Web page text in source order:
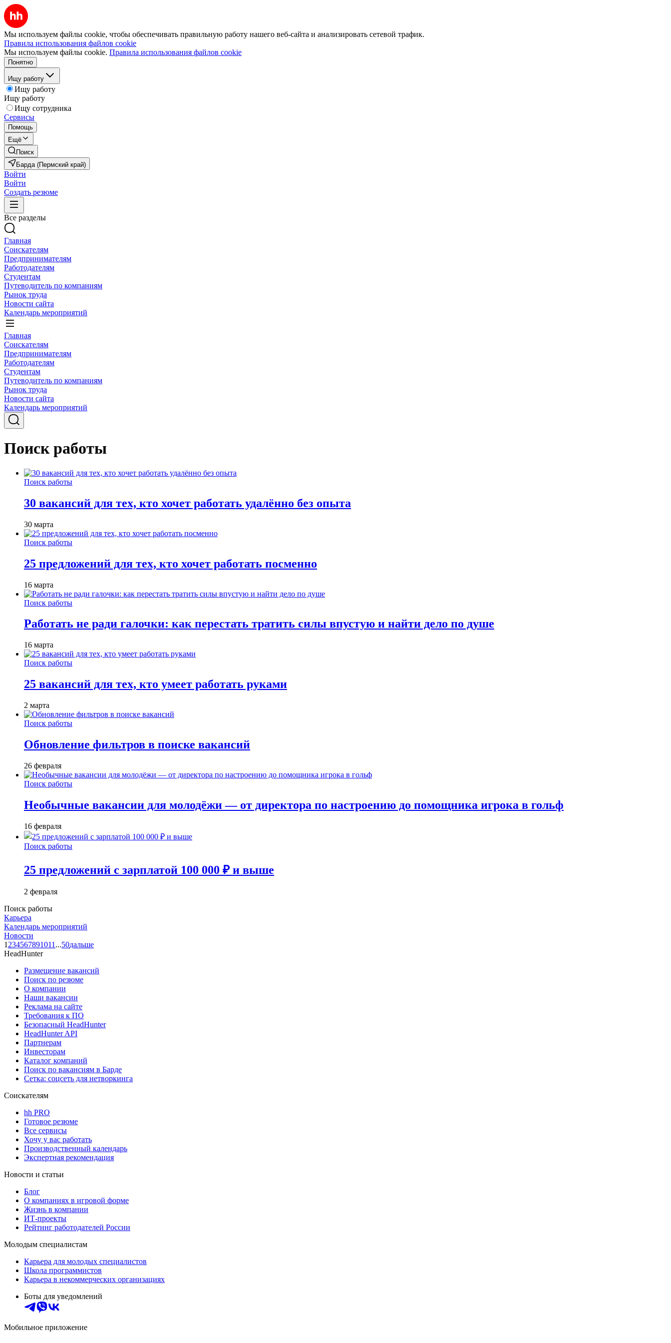
Мы используем файлы cookie, чтобы обеспечивать правильную работу нашего веб-сайта и анализировать сетевой трафик.
Правила использования файлов cookie
Мы используем файлы cookie. Правила использования файлов cookie
Понятно
Ищу работу
Ищу работу
Ищу работу
Ищу сотрудника
Сервисы
Помощь
Ещё
Поиск
Барда (Пермский край)
Войти
Войти
Создать резюме
Все разделы
Главная
Соискателям
Предпринимателям
Работодателям
Студентам
Путеводитель по компаниям
Рынок труда
Новости сайта
Календарь мероприятий
Главная
Соискателям
Предпринимателям
Работодателям
Студентам
Путеводитель по компаниям
Рынок труда
Новости сайта
Календарь мероприятий
Поиск работы
Поиск работы
30 вакансий для тех, кто хочет работать удалённо без опыта
30 марта
Поиск работы
25 предложений для тех, кто хочет работать посменно
16 марта
Поиск работы
Работать не ради галочки: как перестать тратить силы впустую и найти дело по душе
16 марта
Поиск работы
25 вакансий для тех, кто умеет работать руками
2 марта
Поиск работы
Обновление фильтров в поиске вакансий
26 февраля
Поиск работы
Необычные вакансии для молодёжи — от директора по настроению до помощника игрока в гольф
16 февраля
Поиск работы
25 предложений с зарплатой 100 000 ₽ и выше
2 февраля
Поиск работы
Карьера
Календарь мероприятий
Новости
1 234567891011 ...50дальше
HeadHunter
Размещение вакансий
Поиск по резюме
О компании
Наши вакансии
Реклама на сайте
Требования к ПО
Безопасный HeadHunter
HeadHunter API
Партнерам
Инвесторам
Каталог компаний
Поиск по вакансиям в Барде
Сетка: соцсеть для нетворкинга
Соискателям
hh PRO
Готовое резюме
Все сервисы
Хочу у вас работать
Производственный календарь
Экспертная рекомендация
Новости и статьи
Блог
О компаниях в игровой форме
Жизнь в компании
ИТ-проекты
Рейтинг работодателей России
Молодым специалистам
Карьера для молодых специалистов
Школа программистов
Карьера в некоммерческих организациях
Боты для уведомлений
Мобильное приложение